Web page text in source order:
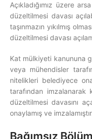
Açıkladığımız üzere
düzeltilmesi davası
taşınmazın yıkılmış
düzeltilmesi davası
Kat mülkiyeti kanununa
veya mühendisler
nitelikleri belediyece
tarafından imzalanarak
düzeltilmesi davasını
onaylamış ve
Bağımsız